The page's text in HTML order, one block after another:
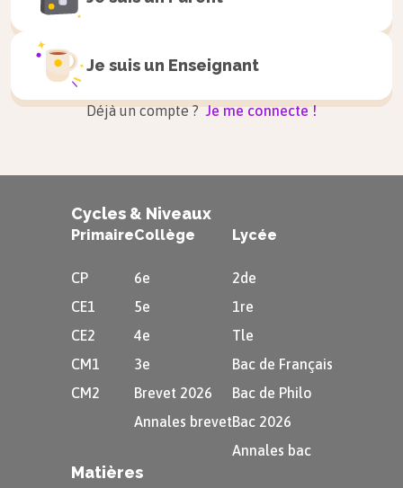
soutenir les personnes et les idées qu’on
complique.
À retenir
compter sur nous.
tous et apprendre à porter
secours
Il est important de veiller les uns sur les autres,
en priorité.
Logique : comment peut-on protéger quelqu’un
Je suis un Enseignant
Déjà un compte ? Je me connecte !
Cycles & Niveaux
Primaire
CP
CE1
CE2
CM1
CM2
Collège
6e
5e
4e
3e
Brevet 2026
Annales brevet
Lycée
2de
1re
Tle
Bac de Français
Bac de Philo
Bac 2026
Annales bac
Matières